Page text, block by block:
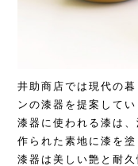
井助商店では現代の
ンの漆器を提案して
漆器に使われる漆は
作られた素地に漆を
漆器は美しい艶と耐